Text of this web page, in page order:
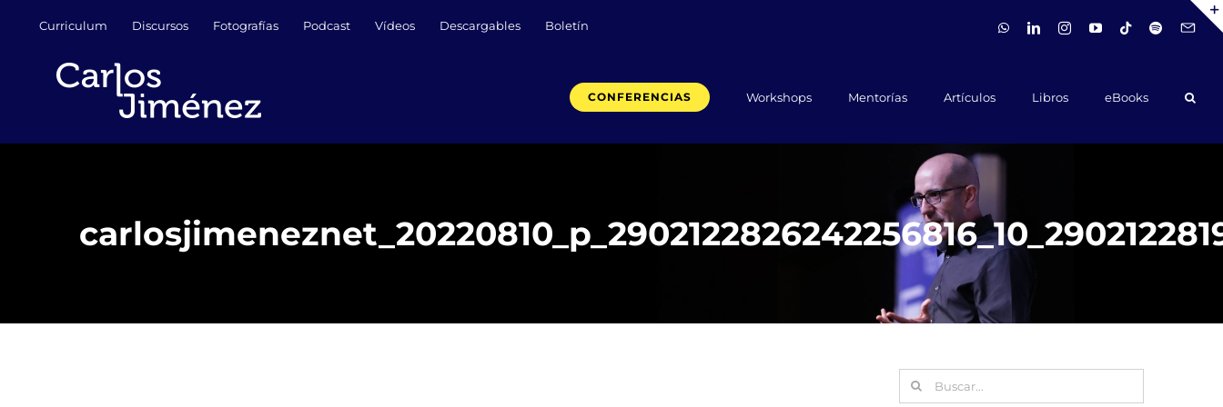
contenido
Curriculum Discursos Fotografías Podcast Vídeos Descargables Boletín WhatsApp
LinkedInInstagramYouTubeTiktokSpotify
CONFERENCIAS Workshops Mentorías Artículos Libros eBooks
Buscar: